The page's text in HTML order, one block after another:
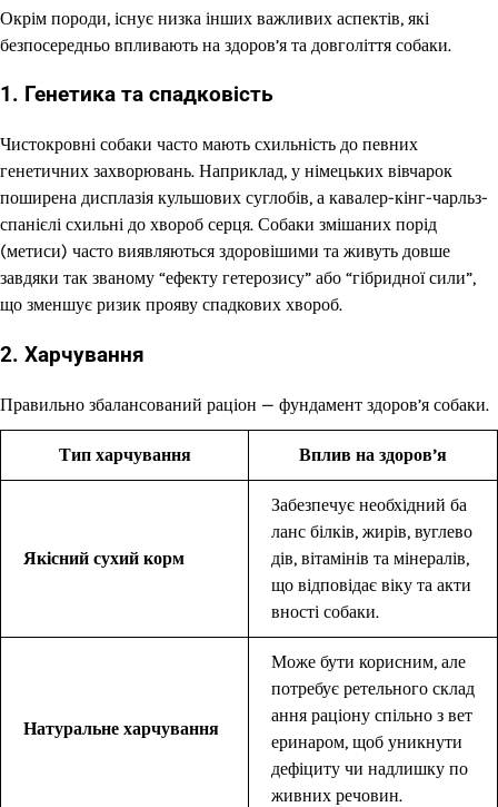
Окрім породи, існує низка інших важливих аспектів, які
безпосередньо впливають на здоров’я та довголіття собаки.
1. Генетика та спадковість
Чистокровні собаки часто мають схильність до певних
генетичних захворювань. Наприклад, у німецьких вівчарок
поширена дисплазія кульшових суглобів, а кавалер-кінг-чарльз-
спанієлі схильні до хвороб серця. Собаки змішаних порід
(метиси) часто виявляються здоровішими та живуть довше
завдяки так званому “ефекту гетерозису” або “гібридної сили”,
що зменшує ризик прояву спадкових хвороб.
2. Харчування
Правильно збалансований раціон — фундамент здоров’я собаки.
Тип харчування Вплив на здоров’я
Якісний сухий корм
Забезпечує необхідний ба
ланс білків, жирів, вуглево
дів, вітамінів та мінералів,
що відповідає віку та акти
вності собаки.
Натуральне харчування
Може бути корисним, але
потребує ретельного склад
ання раціону спільно з вет
еринаром, щоб уникнути
дефіциту чи надлишку по
живних речовин.